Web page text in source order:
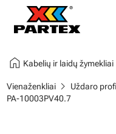
home Kabelių ir laidų žymekliai
Vienaženkliaichevron_right Uždaro
PA-10003PV40.7